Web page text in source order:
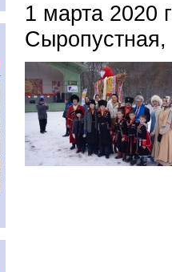
1 марта 2020